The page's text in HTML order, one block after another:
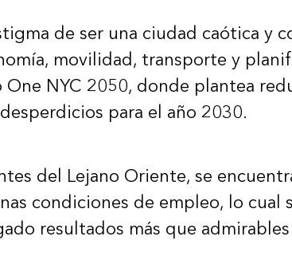
de ser una ciudad caótica y
movilidad, transporte y
NYC 2050, donde plantea
para el año 2030.
del Lejano Oriente, se
condiciones de empleo, lo
resultados más que